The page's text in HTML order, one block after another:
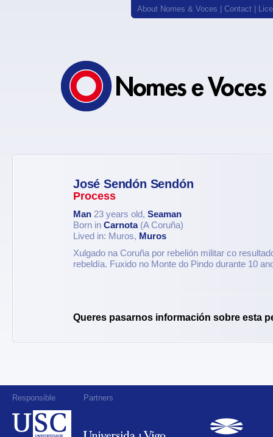
About Nomes & Voces Contact
José Sendón Sendón
Process
Man 23 years old, Seaman
Born in Carnota(A Coruña)
Lived in: Muros, Muros
Xulgado na Coruña por rebelión militar co
rebeldía. Fuxido no Monte do Pindo durante 10
Queres pasarnos información sobre esta
Responsible Partners